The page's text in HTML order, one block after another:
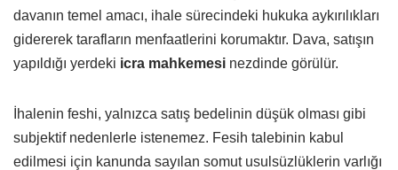
davanın temel amacı, ihale sürecindeki hukuka aykırılıkları
gidererek tarafların menfaatlerini korumaktır. Dava, satışın
yapıldığı yerdeki icra mahkemesi nezdinde görülür.
İhalenin feshi, yalnızca satış bedelinin düşük olması gibi
subjektif nedenlerle istenemez. Fesih talebinin kabul
edilmesi için kanunda sayılan somut usulsüzlüklerin varlığı